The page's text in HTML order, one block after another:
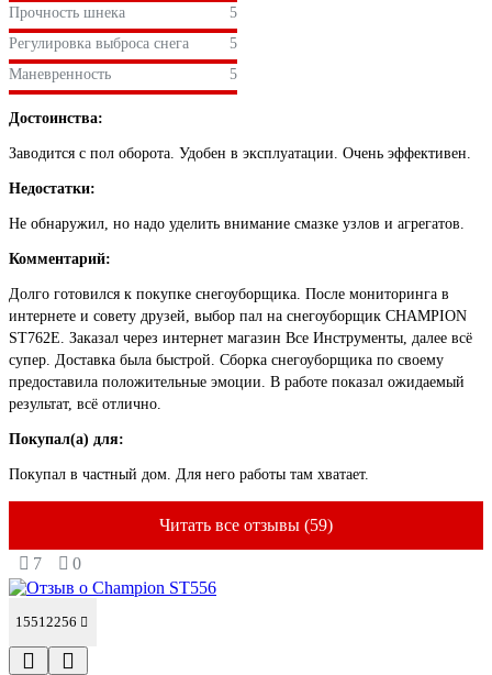
Прочность шнека
5
Регулировка выброса снега
5
Маневренность
5
Достоинства:
Заводится с пол оборота. Удобен в эксплуатации. Очень эффективен.
Недостатки:
Не обнаружил, но надо уделить внимание смазке узлов и агрегатов.
Комментарий:
Долго готовился к покупке снегоуборщика. После мониторинга в
интернете и совету друзей, выбор пал на снегоуборщик CHAMPION
ST762E. Заказал через интернет магазин Все Инструменты, далее всё
супер. Доставка была быстрой. Сборка снегоуборщика по своему
предоставила положительные эмоции. В работе показал ожидаемый
результат, всё отлично.
Покупал(а) для:
Покупал в частный дом. Для него работы там хватает.
Читать все отзывы (59)
7 0
15512256